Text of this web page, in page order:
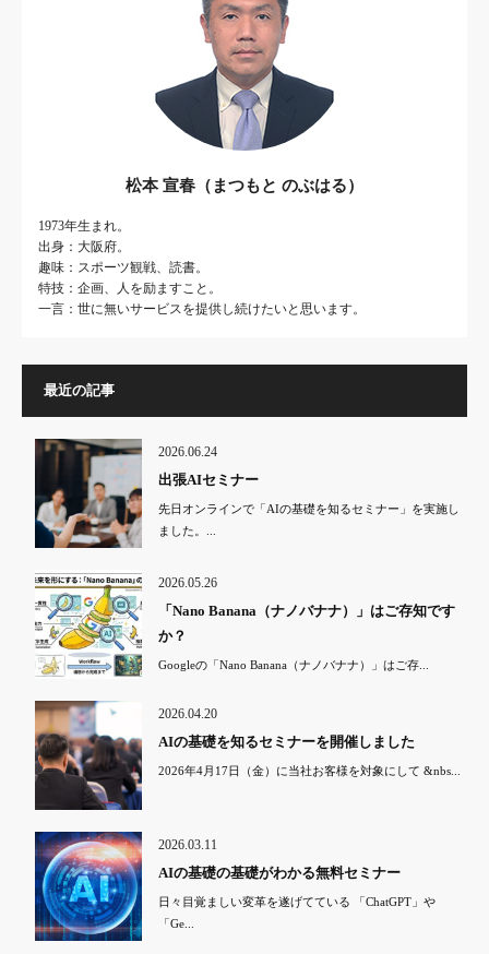
松本 宣春（まつもと のぶはる）
1973年生まれ。
出身：大阪府。
趣味：スポーツ観戦、読書。
特技：企画、人を励ますこと。
一言：世に無いサービスを提供し続けたいと思います。
最近の記事
2026.06.24
出張AIセミナー
先日オンラインで「AIの基礎を知るセミナー」を実施し
ました。...
2026.05.26
「Nano Banana（ナノバナナ）」はご存知です
か？
Googleの「Nano Banana（ナノバナナ）」はご存...
2026.04.20
AIの基礎を知るセミナーを開催しました
2026年4月17日（金）に当社お客様を対象にして &nbs...
2026.03.11
AIの基礎の基礎がわかる無料セミナー
日々目覚ましい変革を遂げてている 「ChatGPT」や
「Ge...